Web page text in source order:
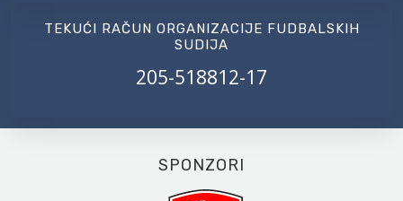
TEKUĆI RAČUN ORGANIZACIJE FUDBALSKIH
SUDIJA
205-518812-17
SPONZORI